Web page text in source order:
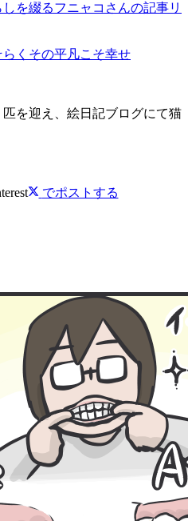
を綴るフニャコさんの記事リ
らくその平凡こそ幸せ
を迎え、絵日記ブログにて猫
でポストする